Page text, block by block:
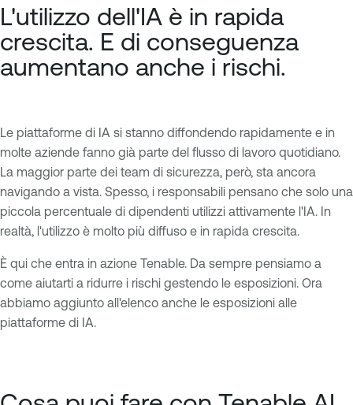
L'utilizzo dell'IA è in rapida
crescita. E di conseguenza
aumentano anche i rischi.
Le piattaforme di IA si stanno diffondendo rapidamente e in
molte aziende fanno già parte del flusso di lavoro quotidiano.
La maggior parte dei team di sicurezza, però, sta ancora
navigando a vista. Spesso, i responsabili pensano che solo una
piccola percentuale di dipendenti utilizzi attivamente l'IA. In
realtà, l'utilizzo è molto più diffuso e in rapida crescita.
È qui che entra in azione Tenable. Da sempre pensiamo a
come aiutarti a ridurre i rischi gestendo le esposizioni. Ora
abbiamo aggiunto all'elenco anche le esposizioni alle
piattaforme di IA.